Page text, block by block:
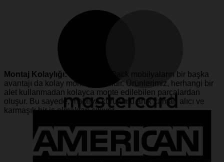
Montaj Kolaylığı:Mionte Flat-Pack mobilyaların bir başka
avantajı da kolay montaj sürecidir. Ürünlerimiz, herhangi bir
alet kullanmadan kolayca monte edilebilen parçalardan
oluşur. Bu sayede, mobilya kurulumu artık zaman alıcı ve
karmaşık bir iş olmaktan çıkıyor.